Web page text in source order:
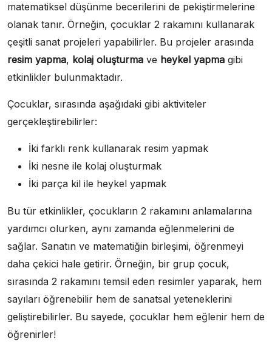
matematiksel düşünme becerilerini de pekiştirmelerine
olanak tanır. Örneğin, çocuklar 2 rakamını kullanarak
çeşitli sanat projeleri yapabilirler. Bu projeler arasında
resim yapma, kolaj oluşturma ve heykel yapma gibi
etkinlikler bulunmaktadır.
Çocuklar, sırasında aşağıdaki gibi aktiviteler
gerçekleştirebilirler:
İki farklı renk kullanarak resim yapmak
İki nesne ile kolaj oluşturmak
İki parça kil ile heykel yapmak
Bu tür etkinlikler, çocukların 2 rakamını anlamalarına
yardımcı olurken, aynı zamanda eğlenmelerini de
sağlar. Sanatın ve matematiğin birleşimi, öğrenmeyi
daha çekici hale getirir. Örneğin, bir grup çocuk,
sırasında 2 rakamını temsil eden resimler yaparak, hem
sayıları öğrenebilir hem de sanatsal yeteneklerini
geliştirebilirler. Bu sayede, çocuklar hem eğlenir hem de
öğrenirler!